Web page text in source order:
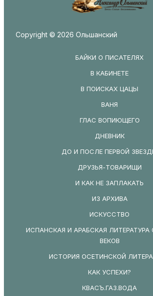
Copyright © 2026 Ольшанский
БАЙКИ О ПИСАТЕЛЯХ
В КАБИНЕТЕ
В ПОИСКАХ ЦАЦЫ
ВАНЯ
ГЛАС ВОПИЮЩЕГО
ДНЕВНИК
ДО И ПОСЛЕ ПЕРВОЙ
ДРУЗЬЯ-ТОВАРИЩИ
И КАК НЕ ЗАПЛАКАТЬ
ИЗ АРХИВА
ИСКУССТВО
ИСПАНСКАЯ И АРАБСКАЯ ЛИТЕРАТУРА
ВЕКОВ
ИСТОРИЯ ОСЕТИНСКОЙ
КАК УСПЕХИ?
КВАСЪ.ГАЗ.ВОДА